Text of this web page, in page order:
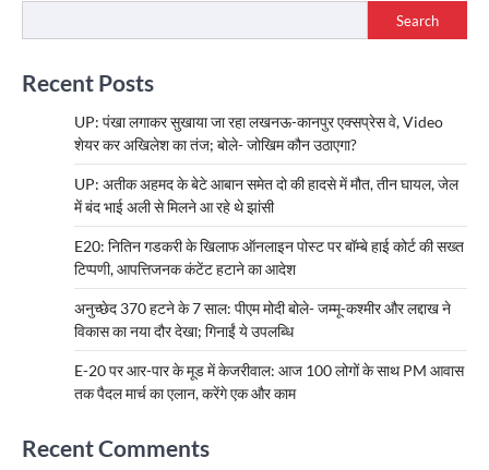
Search
Recent Posts
UP: पंखा लगाकर सुखाया जा रहा लखनऊ-कानपुर एक्सप्रेस वे, Video
शेयर कर अखिलेश का तंज; बोले- जोखिम कौन उठाएगा?
UP: अतीक अहमद के बेटे आबान समेत दो की हादसे में मौत, तीन घायल, जेल
में बंद भाई अली से मिलने आ रहे थे झांसी
E20: नितिन गडकरी के खिलाफ ऑनलाइन पोस्ट पर बॉम्बे हाई कोर्ट की सख्त
टिप्पणी, आपत्तिजनक कंटेंट हटाने का आदेश
अनुच्छेद 370 हटने के 7 साल: पीएम मोदी बोले- जम्मू-कश्मीर और लद्दाख ने
विकास का नया दौर देखा; गिनाईं ये उपलब्धि
E-20 पर आर-पार के मूड में केजरीवाल: आज 100 लोगों के साथ PM आवास
तक पैदल मार्च का एलान, करेंगे एक और काम
Recent Comments